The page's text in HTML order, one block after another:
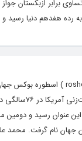
برابر ازبکستان
رده هفدهم دنیا رسید
جورج